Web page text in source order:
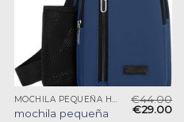
MOCHILA PEQUEÑA HOMBRE
mochila pequeña
€44.00
€29.00